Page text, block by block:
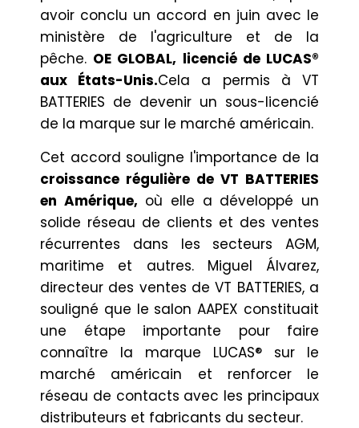
avoir conclu un accord en juin avec le
ministère de l'agriculture et de la
pêche. OE GLOBAL, licencié de LUCAS®
aux États-Unis.Cela a permis à VT
BATTERIES de devenir un sous-licencié
de la marque sur le marché américain.
Cet accord souligne l'importance de la
croissance régulière de VT BATTERIES
en Amérique, où elle a développé un
solide réseau de clients et des ventes
récurrentes dans les secteurs AGM,
maritime et autres. Miguel Álvarez,
directeur des ventes de VT BATTERIES, a
souligné que le salon AAPEX constituait
une étape importante pour faire
connaître la marque LUCAS® sur le
marché américain et renforcer le
réseau de contacts avec les principaux
distributeurs et fabricants du secteur.